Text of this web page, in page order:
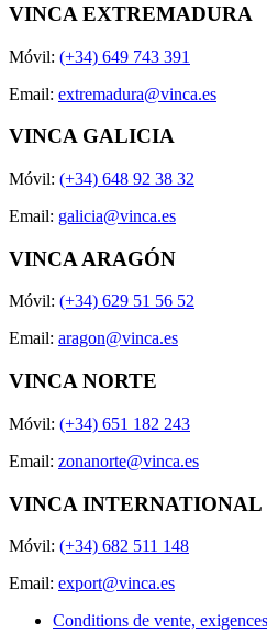
VINCA EXTREMADURA
Móvil: (+34) 649 743 391
Email: extremadura@vinca.es
VINCA GALICIA
Móvil: (+34) 648 92 38 32
Email: galicia@vinca.es
VINCA ARAGÓN
Móvil: (+34) 629 51 56 52
Email: aragon@vinca.es
VINCA NORTE
Móvil: (+34) 651 182 243
Email: zonanorte@vinca.es
VINCA INTERNATIONAL
Móvil: (+34) 682 511 148
Email: export@vinca.es
Conditions de vente,